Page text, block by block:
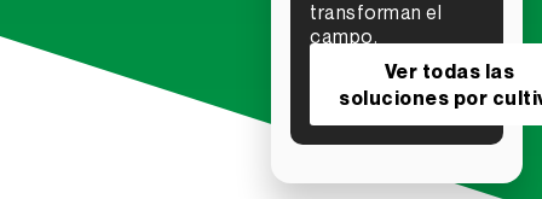
transforman el
campo.
Ver todas las
soluciones por